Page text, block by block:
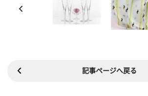
記事ページへ戻る